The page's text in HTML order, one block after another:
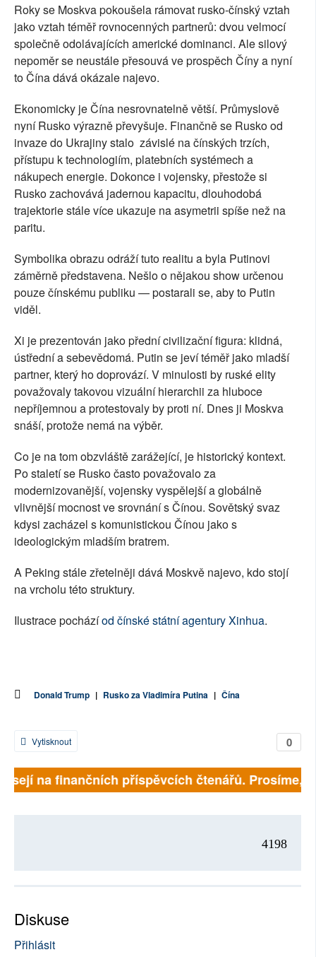
Roky se Moskva pokoušela rámovat rusko-čínský vztah
jako vztah téměř rovnocenných partnerů: dvou velmocí
společně odolávajících americké dominanci. Ale silový
nepoměr se neustále přesouvá ve prospěch Číny a nyní
to Čína dává okázale najevo.
Ekonomicky je Čína nesrovnatelně větší. Průmyslově
nyní Rusko výrazně převyšuje. Finančně se Rusko od
invaze do Ukrajiny stalo závislé na čínských trzích,
přístupu k technologiím, platebních systémech a
nákupech energie. Dokonce i vojensky, přestože si
Rusko zachovává jadernou kapacitu, dlouhodobá
trajektorie stále více ukazuje na asymetrii spíše než na
paritu.
Symbolika obrazu odráží tuto realitu a byla Putinovi
záměrně představena. Nešlo o nějakou show určenou
pouze čínskému publiku — postarali se, aby to Putin
viděl.
Xi je prezentován jako přední civilizační figura: klidná,
ústřední a sebevědomá. Putin se jeví téměř jako mladší
partner, který ho doprovází. V minulosti by ruské elity
považovaly takovou vizuální hierarchii za hluboce
nepříjemnou a protestovaly by proti ní. Dnes ji Moskva
snáší, protože nemá na výběr.
Co je na tom obzvláště zarážející, je historický kontext.
Po staletí se Rusko často považovalo za
modernizovanější, vojensky vyspělejší a globálně
vlivnější mocnost ve srovnání s Čínou. Sovětský svaz
kdysi zacházel s komunistickou Čínou jako s
ideologickým mladším bratrem.
A Peking stále zřetelněji dává Moskvě najevo, kdo stojí
na vrcholu této struktury.
Ilustrace pocházíod čínské státní agentury Xinhua.
Donald Trump | Rusko za Vladimíra Putina | Čína
0
Vytisknout
na finančních příspěvcích čtenářů. Prosíme,
4198
Diskuse
Přihlásit